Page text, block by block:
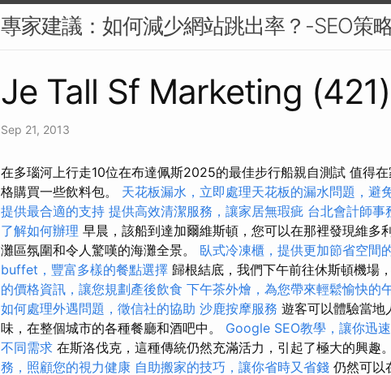
專家建議：如何減少網站跳出率？-SEO策
Je Tall Sf Marketing (421)
Sep 21, 2013
在多瑙河上行走10位在布達佩斯2025的最佳步行船親自測試 值得
格購買一些飲料包。 天花板漏水，立即處理天花板的漏水問題，避
提供最合適的支持 提供高效清潔服務，讓家居無瑕疵 台北會計師事
了解如何辦理 早晨，該船到達加爾維斯頓，您可以在那裡發現維多
灘區氛圍和令人驚嘆的海灘全景。 臥式冷凍櫃，提供更加節省空間
buffet，豐富多樣的餐點選擇 歸根結底，我們下午前往休斯頓機場
的價格資訊，讓您規劃產後飲食 下午茶外燴，為您帶來輕鬆愉快的
如何處理外遇問題，徵信社的協助 沙鹿按摩服務 遊客可以體驗當地
味，在整個城市的各種餐廳和酒吧中。 Google SEO教學，讓你迅
不同需求 在斯洛伐克，這種傳統仍然充滿活力，引起了極大的興趣。
務，照顧您的視力健康 自助搬家的技巧，讓你省時又省錢 仍然可以